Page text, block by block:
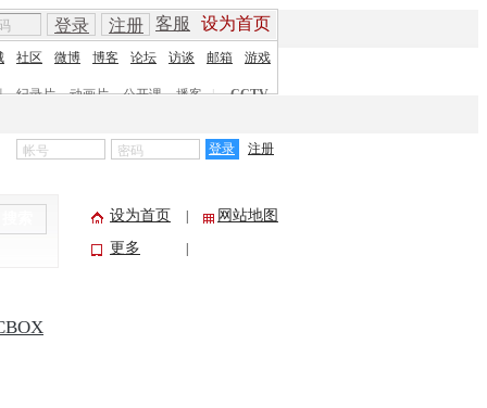
客服 设为首页
登录 注册
社区 微博 博客 论坛 访谈 邮箱 游戏
纪录片 动画片 公开课 播客 | CCTV
登录 注册
设为首页
网站地图
更多